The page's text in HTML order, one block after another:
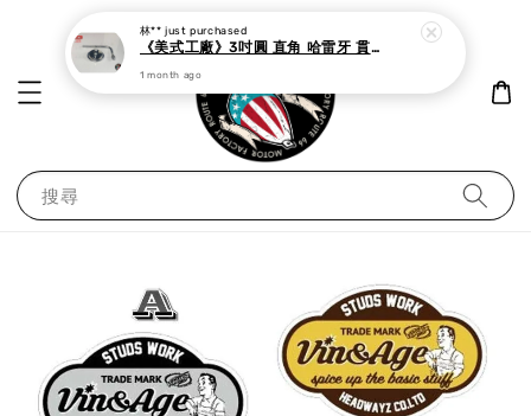
搜尋